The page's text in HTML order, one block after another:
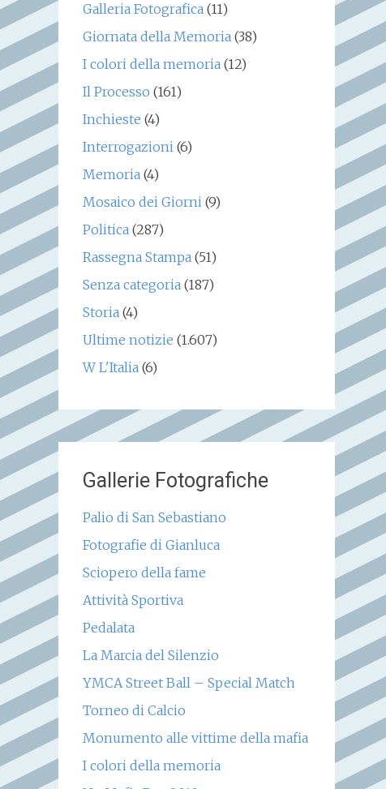
Galleria Fotografica(11)
Giornata della Memoria(38)
I colori della memoria(12)
Il Processo (161)
Inchieste (4)
Interrogazioni(6)
Memoria(4)
Mosaico dei Giorni(9)
Politica(287)
Rassegna Stampa(51)
Senza categoria(187)
Storia(4)
Ultime notizie (1.607)
W L'Italia(6)
Gallerie Fotografiche
Palio di San Sebastiano
Fotografie di Gianluca
Sciopero della fame
Attività Sportiva
Pedalata
La Marcia del Silenzio
YMCA Street Ball – Special Match
Torneo di Calcio
Monumento alle vittime della mafia
I colori della memoria